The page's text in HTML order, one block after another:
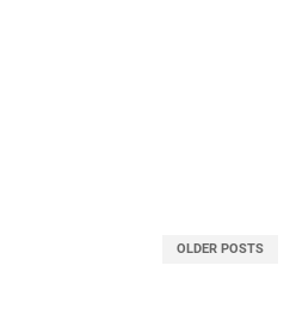
OLDER POSTS